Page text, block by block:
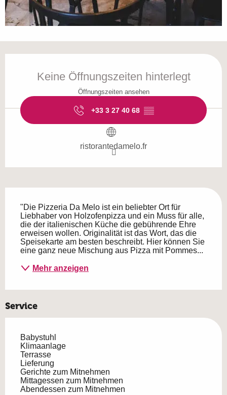
Keine Öffnungszeiten hinterlegt
Öffnungszeiten ansehen
+33 3 27 40 68 ▒▒
ristorantedamelo.fr
"Die Pizzeria Da Melo ist ein beliebter Ort für
Liebhaber von Holzofenpizza und ein Muss für alle,
die der italienischen Küche die gebührende Ehre
erweisen wollen. Originalität ist das Wort, das die
Speisekarte am besten beschreibt. Hier können Sie
eine ganz neue Mischung aus Pizza mit Pommes...
Mehr anzeigen
Service
Babystuhl
Klimaanlage
Terrasse
Lieferung
Gerichte zum Mitnehmen
Mittagessen zum Mitnehmen
Abendessen zum Mitnehmen